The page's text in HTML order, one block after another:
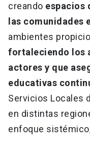
creando espacios
las comunidades
ambientes
fortaleciendo los
actores y que
educativas
Servicios Locales
en distintas
enfoque